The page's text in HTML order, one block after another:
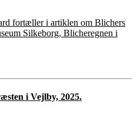
fortæller i artiklen om Blichers
Silkeborg, Blicheregnen i
i Vejlby, 2025.